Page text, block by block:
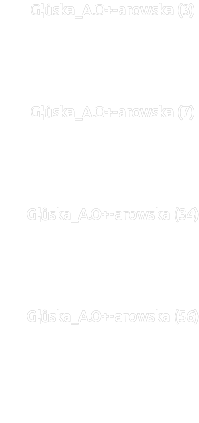
G¦ůska_A.O+-arowska (3)
G¦ůska_A.O+-arowska (7)
G¦ůska_A.O+-arowska (34)
G¦ůska_A.O+-arowska (56)